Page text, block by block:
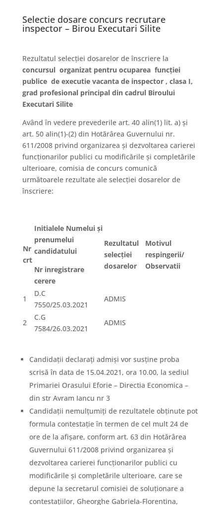
Selectie dosare concurs recrutare
inspector – Birou Executari Silite
Rezultatul selecţiei dosarelor de înscriere la
concursul organizat pentru ocuparea funcţiei
publice de executie vacanta de inspector , clasa I,
grad profesional principal din cadrul Biroului
Executari Silite
Având în vedere prevederile art. 40 alin(1) lit. a) şi
art. 50 alin(1)-(2) din Hotărârea Guvernului nr.
611/2008 privind organizarea şi dezvoltarea carierei
funcţionarilor publici cu modificările şi completările
ulterioare, comisia de concurs comunică
următoarele rezultate ale selecţiei dosarelor de
înscriere:
Nr
crt
Initialele Numelui şi
prenumelui
candidatului
Nr inregistrare
cerere
Rezultatul
selecţiei
dosarelor
Motivul
respingerii/
Observatii
1
D.C
7550/25.03.2021
ADMIS
2
C.G
7584/26.03.2021
ADMIS
Candidaţii declaraţi admişi vor susţine proba
scrisă în data de 15.04.2021, ora 10.00, la sediul
Primariei Orasului Eforie – Directia Economica –
din str Avram Iancu nr 3
Candidaţii nemulţumiţi de rezultatele obţinute pot
formula contestaţie în termen de cel mult 24 de
ore de la afişare, conform art. 63 din Hotărârea
Guvernului 611/2008 privind organizarea şi
dezvoltarea carierei funcţionarilor publici cu
modificările şi completările ulterioare, care se
depune la secretarul comisiei de soluţionare a
contestaţiilor, Gheorghe Gabriela-Florentina,